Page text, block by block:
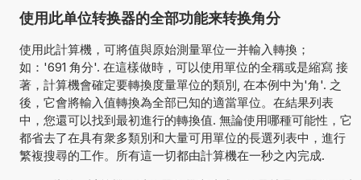
使用此单位转换器的全部功能来转换角分
使用此計算機，可將值與原始測量單位一并輸入轉換；
如：'691 角分'. 在這樣做時，可以使用單位的全稱或是縮寫 接
著，計算機會確定要轉換度量單位的類別, 在本例中为'角'. 之
後，它會將輸入值轉換為全部已知的適當單位。在結果列表
中，您還可以找到最初進行的轉換值. 無論使用哪種可能性，它
都省去了在具有衆多類別和大量可用單位的長選列表中，進行
繁複搜尋的工作。所有這一切都由計算機在一秒之內完成.